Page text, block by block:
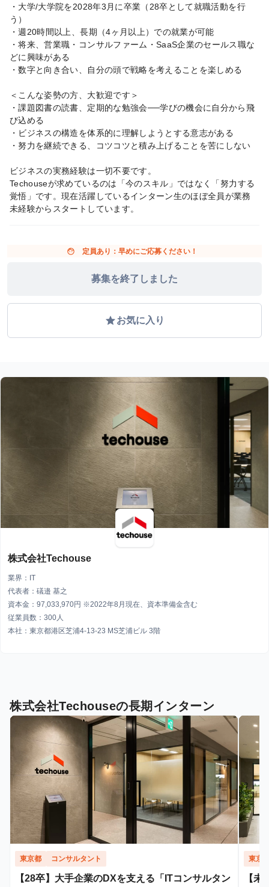
・大学/大学院を2028年3月に卒業（28卒として就職活動を行
う）
・週20時間以上、長期（4ヶ月以上）での就業が可能
・将来、営業職・コンサルファーム・SaaS企業のセールス職な
どに興味がある
・数字と向き合い、自分の頭で戦略を考えることを楽しめる
＜こんな姿勢の方、大歓迎です＞
・課題図書の読書、定期的な勉強会──学びの機会に自分から飛
び込める
・ビジネスの構造を体系的に理解しようとする意志がある
・努力を継続できる、コツコツと積み上げることを苦にしない
ビジネスの実務経験は一切不要です。
Techouseが求めているのは「今のスキル」ではなく「努力する
覚悟」です。現在活躍しているインターン生のほぼ全員が業務
未経験からスタートしています。
face 定員あり：早めにご応募ください！
募集を終了しました
gradeお気に入り
株式会社Techouse
業界：IT
代表者：礒邉 基之
資本金：97,033,970円 ※2022年8月現在、資本準備金含む
従業員数：300人
本社：東京都港区芝浦4-13-23 MS芝浦ビル 3階
株式会社Techouseの長期インターン
東京都 コンサルタント
【28卒】大手企業のDXを支える「ITコンサルタン
東京
【